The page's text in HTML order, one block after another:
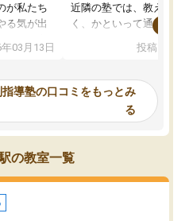
が私たち
る気が出
す」と言
えて、思
ら学ぶこ
いなと
ないのか
ももびっ
を持って
、少しず
くなっ
も追加
03月13日
近隣の塾では、教えても
く、かといって通うには
可能なので本当に助か
らないところをピンポイ
頂いて、とてもわかり
していました。一生を
スト、多少お金がかかっ
思い切って入塾してよか
投稿日：
導塾の口コミをもっとみ
る
の教室一覧